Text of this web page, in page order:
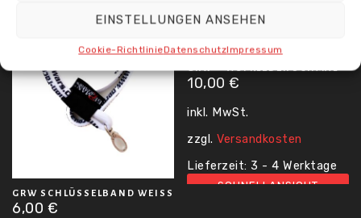
EINSTELLUNGEN ANSEHEN
Cookie-RichtlinieDatenschutzImpressum
GRW SCHLÜSSELBAND WEISS
6,00 €
SCHNELLANSICHT
GRW – AUFKLEBER SCHMAL
10,00€
inkl. MwSt.
zzgl.Versandkosten
Lieferzeit: 3 - 4 Werktage